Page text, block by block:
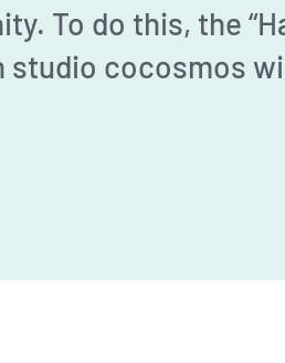
To do this, the
studio cocosmos